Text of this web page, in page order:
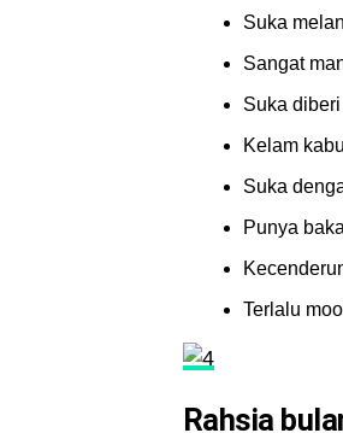
Suka
Sangat
Suka
Kelam
Suka
Punya
Terlalu
Rahsia